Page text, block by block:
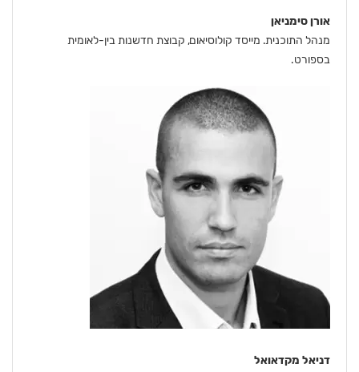
אורן סימניאן
מנהל התוכנית. מייסד קולוסיאום, קבוצת חדשנות בין-לאומית
בספורט.
דניאל מקדאואל